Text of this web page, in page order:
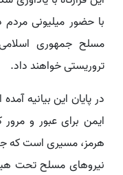
با حضور میلیونی
مسلح جمهوری
تروریستی خواهند داد.
در پایان این بیانیه
ایمن برای عبور و
هرمز، مسیری است که
نیروهای مسلح تحت